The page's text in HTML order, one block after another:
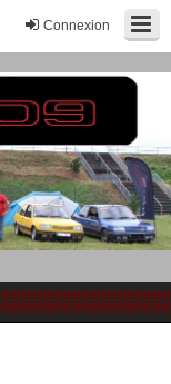
Connexion